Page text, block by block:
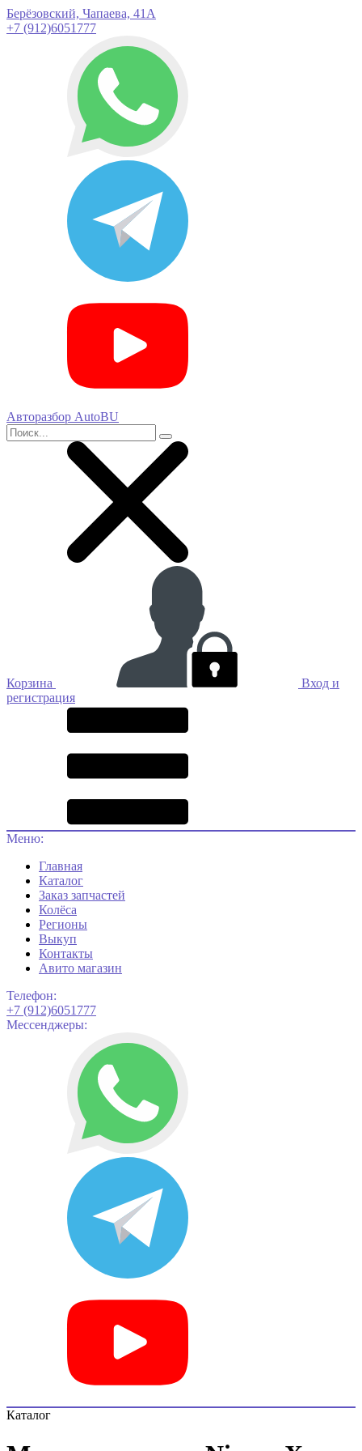
Берёзовский, Чапаева, 41А
+7 (912)6051777
Авторазбор AutoBU
Корзина
Вход и
регистрация
Меню:
Главная
Каталог
Заказ запчастей
Колёса
Регионы
Выкуп
Контакты
Авито магазин
Телефон:
+7 (912)6051777
Мессенджеры:
Каталог